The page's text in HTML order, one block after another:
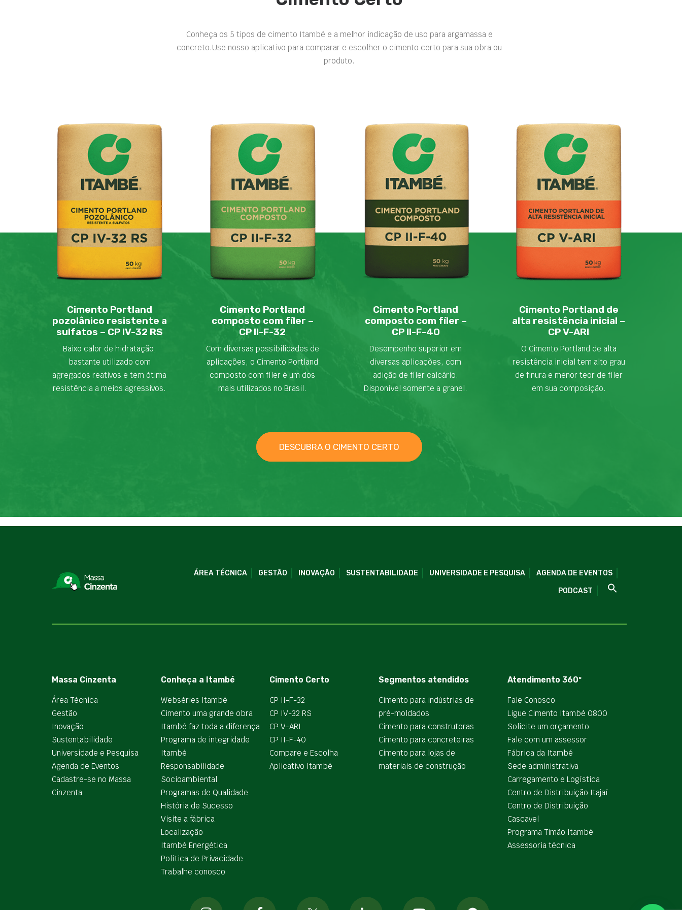
Conheça os 5 tipos de cimento Itambé e a melhor indicação de uso para argamassa e
concreto.Use nosso aplicativo para comparar e escolher o cimento certo para sua obra ou
produto.
Cimento Portland
pozolânico resistente a
sulfatos – CP IV-32 RS
Baixo calor de hidratação,
bastante utilizado com
agregados reativos e tem ótima
resistência a meios agressivos.
Cimento Portland
composto com fíler –
CP II-F-32
Com diversas possibilidades de
aplicações, o Cimento Portland
composto com fíler é um dos
mais utilizados no Brasil.
Cimento Portland
composto com fíler –
CP II-F-40
Desempenho superior em
diversas aplicações, com
adição de fíler calcário.
Disponível somente a granel.
Cimento Portland de
alta resistência inicial –
CP V-ARI
O Cimento Portland de alta
resistência inicial tem alto grau
de finura e menor teor de fíler
em sua composição.
DESCUBRA O CIMENTO CERTO
ÁREA TÉCNICA GESTÃO INOVAÇÃO SUSTENTABILIDADE UNIVERSIDADE E PESQUISA AGENDA DE EVENTOS
PODCAST
Massa Cinzenta
Área Técnica
Gestão
Inovação
Sustentabilidade
Universidade e Pesquisa
Agenda de Eventos
Cadastre-se no Massa
Cinzenta
Conheça a Itambé
Webséries Itambé
Cimento uma grande obra
Itambé faz toda a diferença
Programa de integridade
Itambé
Responsabilidade
Socioambiental
Programas de Qualidade
História de Sucesso
Visite a fábrica
Localização
Itambé Energética
Política de Privacidade
Trabalhe conosco
Cimento Certo
CP II-F-32
CP IV-32 RS
CP V-ARI
CP II-F-40
Compare e Escolha
Aplicativo Itambé
Segmentos atendidos
Cimento para indústrias de
pré-moldados
Cimento para construtoras
Cimento para concreteiras
Cimento para lojas de
materiais de construção
Atendimento 360º
Fale Conosco
Ligue Cimento Itambé 0800
Solicite um orçamento
Fale com um assessor
Fábrica da Itambé
Sede administrativa
Carregamento e Logística
Centro de Distribuição Itajaí
Centro de Distribuição
Cascavel
Programa Timão Itambé
Assessoria técnica